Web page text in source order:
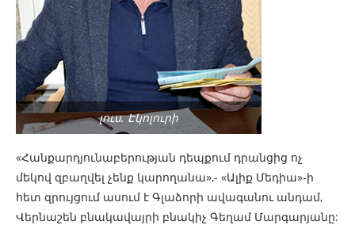
լուս. Էկոլուրի
«Հանքարդյունաբերության դեպքում դրանցից ոչ
մեկով զբաղվել չենք կարողանա»,- «Ալիք Մեդիա»-ի
հետ զրույցում ասում է Գլաձորի ավագանու անդամ,
Վերնաշեն բնակավայրի բնակիչ Գեղամ Մարգարյանը: